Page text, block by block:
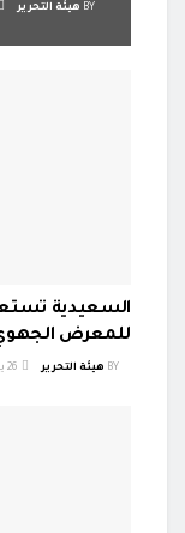
BY هيئة التحرير
السعيدية
للمعرض الجهوي
BY هيئة التحرير